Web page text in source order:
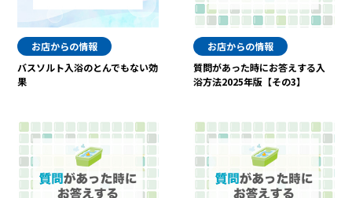
お店からの情報
バスソルト入浴のとんでもない効
果
お店からの情報
質問があった時にお答えする入
浴方法2025年版【その3】